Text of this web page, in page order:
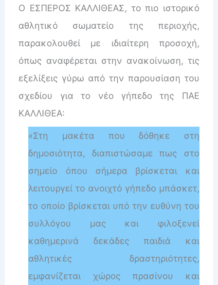
Ο ΕΣΠΕΡΟΣ ΚΑΛΛΙΘΕΑΣ, το πιο ιστορικό
αθλητικό σωματείο της περιοχής,
παρακολουθεί με ιδιαίτερη προσοχή,
όπως αναφέρεται στην ανακοίνωση, τις
εξελίξεις γύρω από την παρουσίαση του
σχεδίου για το νέο γήπεδο της ΠΑΕ
ΚΑΛΛΙΘΕΑ:
«Στη μακέτα που δόθηκε στη
δημοσιότητα, διαπιστώσαμε πως στο
σημείο όπου σήμερα βρίσκεται και
λειτουργεί το ανοιχτό γήπεδο μπάσκετ,
το οποίο βρίσκεται υπό την ευθύνη του
συλλόγου μας και φιλοξενεί
καθημερινά δεκάδες παιδιά και
αθλητικές δραστηριότητες,
εμφανίζεται χώρος πρασίνου και